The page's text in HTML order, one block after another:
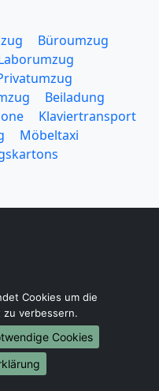
Büroumzug
Beiladung
Klaviertransport
Möbeltaxi
Cookies um die
verbessern.
Cookies